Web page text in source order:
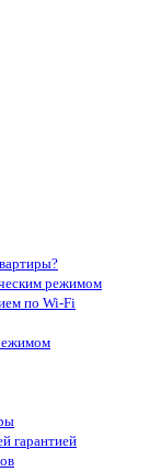
режимом
по Wi-Fi
гарантией